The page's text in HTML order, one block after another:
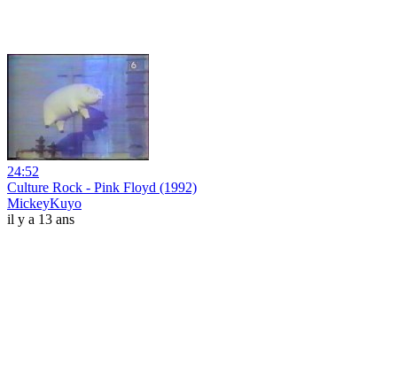
24:52
Culture Rock - Pink Floyd (1992)
MickeyKuyo
il y a 13 ans